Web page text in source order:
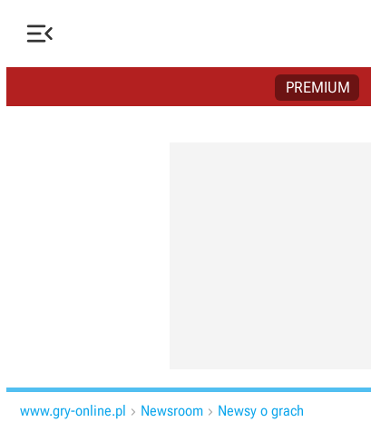

PREMIUM
www.gry-online.pl  Newsroom  Newsy o grach